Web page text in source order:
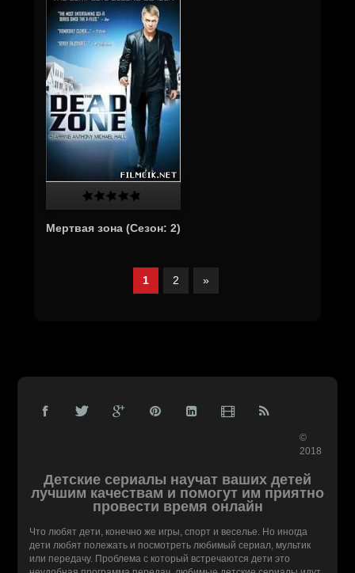
Мертвая зона (Cезон: 2)
1 2 »
©
2018
Детские сериалы научат ваших детей
лучшим качествам и помогут им приятно
провести время онлайн
Что любят дети, конечно же игры, спорт и веселье. Но иногда
дети любят полежать и посмотреть любимый сериал, мультик
или передачу. Проблема с который встречаются дети это